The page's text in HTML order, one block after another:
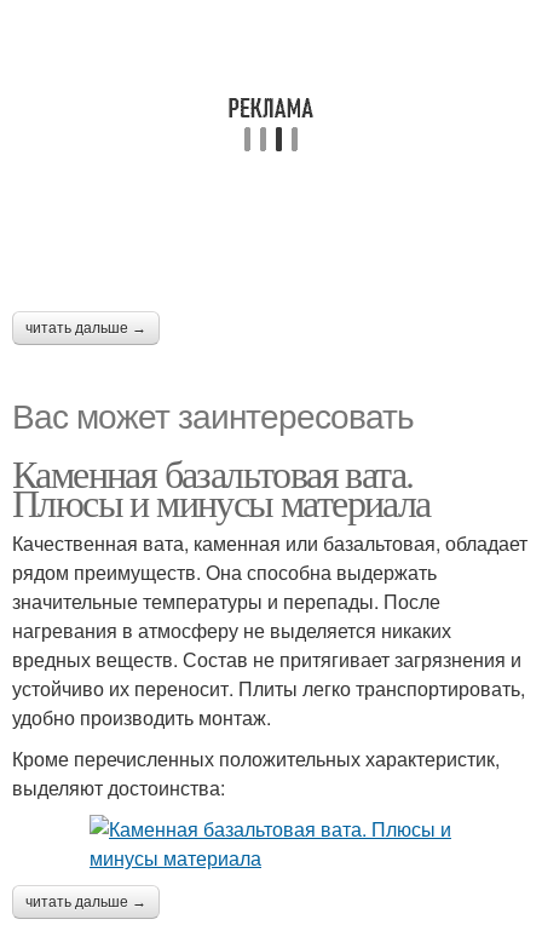
читать дальше →
Вас может заинтересовать
Каменная базальтовая вата.
Плюсы и минусы материала
Качественная вата, каменная или базальтовая, обладает
рядом преимуществ. Она способна выдержать
значительные температуры и перепады. После
нагревания в атмосферу не выделяется никаких
вредных веществ. Состав не притягивает загрязнения и
устойчиво их переносит. Плиты легко транспортировать,
удобно производить монтаж.
Кроме перечисленных положительных характеристик,
выделяют достоинства:
читать дальше →